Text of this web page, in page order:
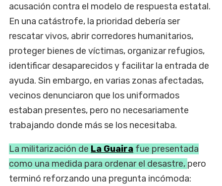
acusación contra el modelo de respuesta estatal.
En una catástrofe, la prioridad debería ser
rescatar vivos, abrir corredores humanitarios,
proteger bienes de víctimas, organizar refugios,
identificar desaparecidos y facilitar la entrada de
ayuda. Sin embargo, en varias zonas afectadas,
vecinos denunciaron que los uniformados
estaban presentes, pero no necesariamente
trabajando donde más se los necesitaba.
La militarización de La Guaira fue presentada
como una medida para ordenar el desastre, pero
terminó reforzando una pregunta incómoda: